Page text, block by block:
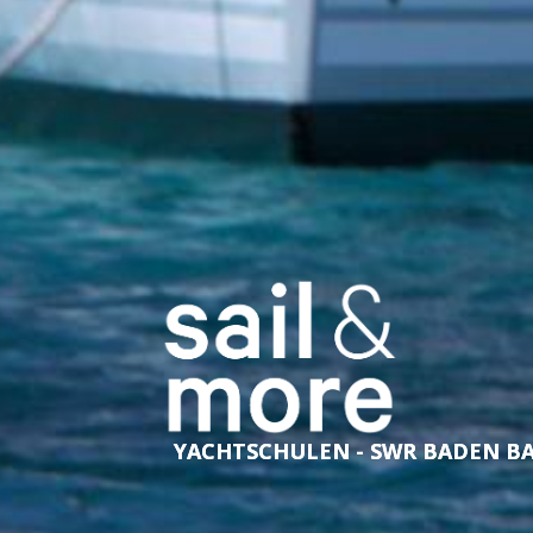
YACHTSCHULEN - SWR BADEN